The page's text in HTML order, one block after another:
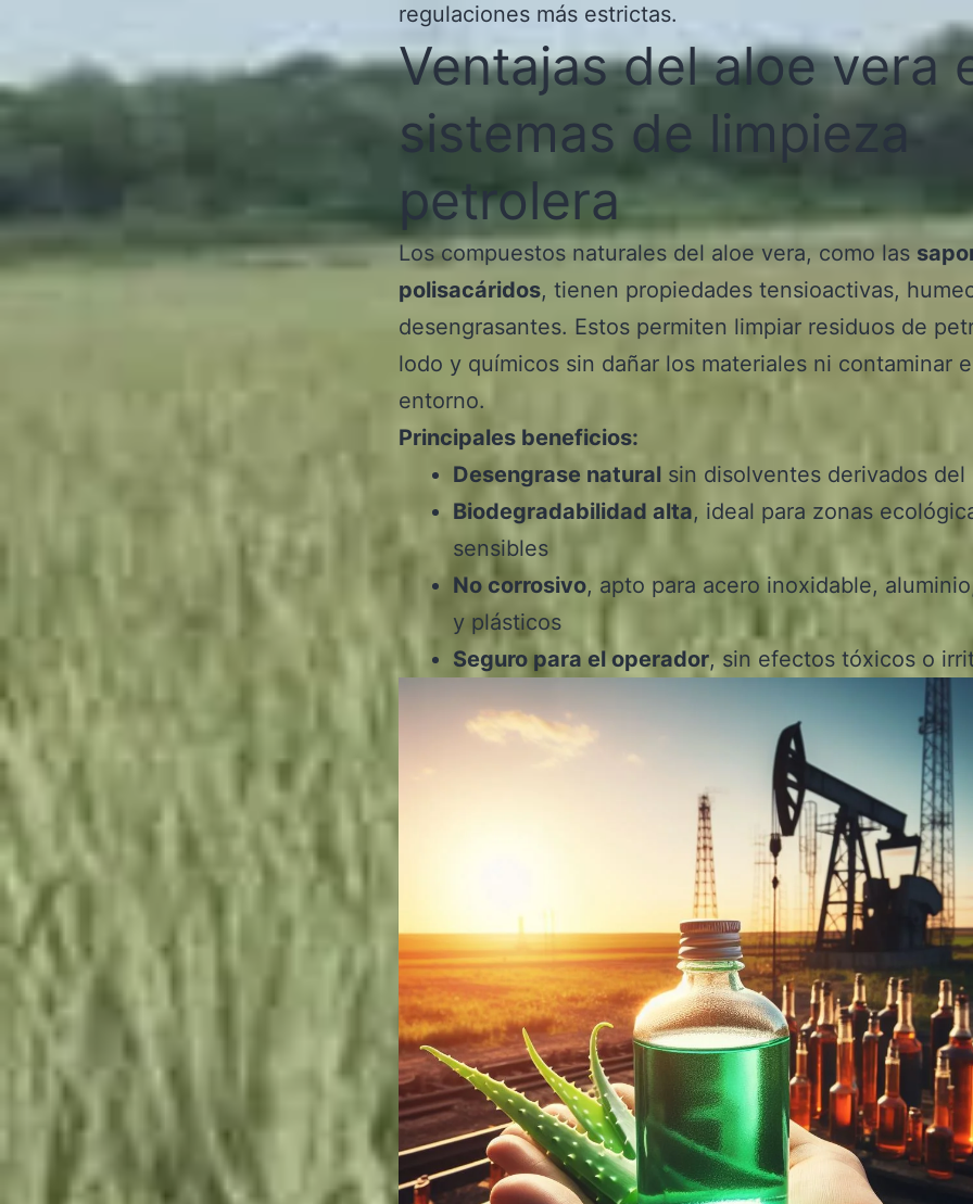
regulaciones más estrictas.
Ventajas del aloe vera
sistemas de limpieza
petrolera
Los compuestos naturales del aloe vera, como las
polisacáridos, tienen propiedades tensioactivas,
desengrasantes. Estos permiten limpiar residuos de
lodo y químicos sin dañar los materiales ni contaminar
entorno.
Principales beneficios:
Desengrase natural sin disolventes derivados
Biodegradabilidad alta, ideal para zonas
sensibles
No corrosivo, apto para acero inoxidable,
y plásticos
Seguro para el operador, sin efectos tóxicos o